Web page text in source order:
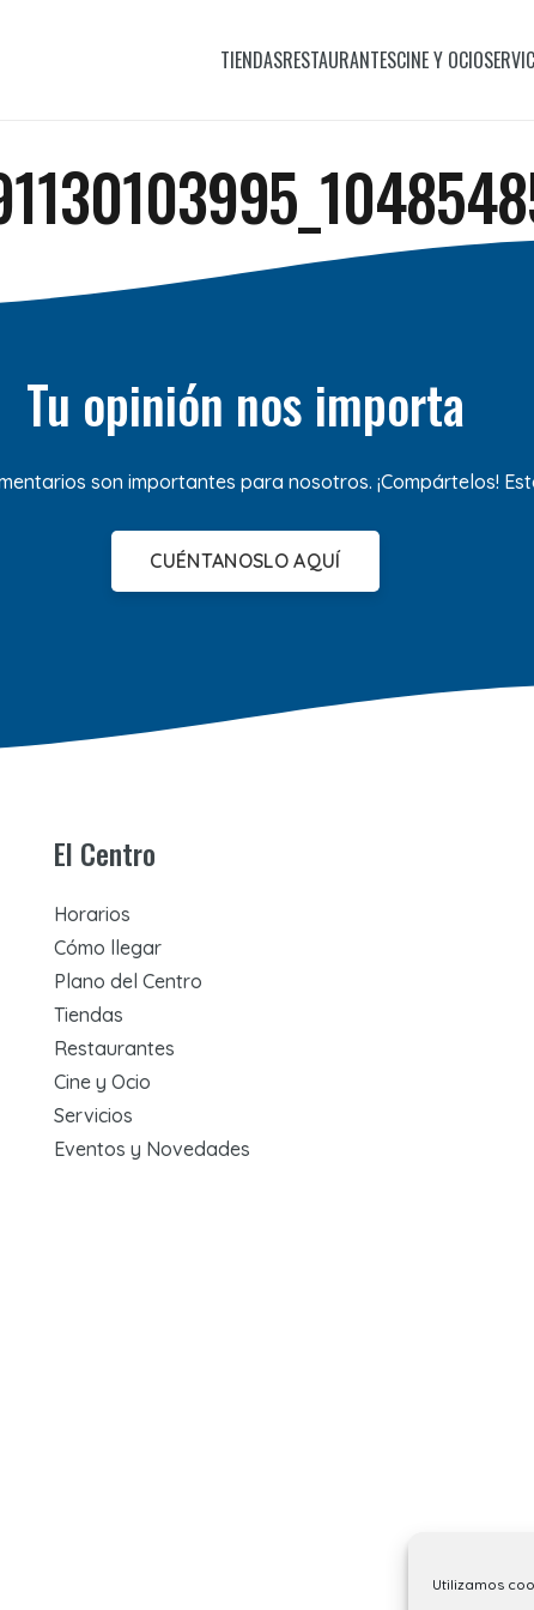
Utilizamos
TIENDASRESTAURANTESCINE Y OCIO
Tu opinión nos importa
son importantes para nosotros. ¡Compártelos!
CUÉNTANOSLO AQUÍ
El Centro
Horarios
Cómo llegar
Plano del Centro
Tiendas
Restaurantes
Cine y Ocio
Servicios
Eventos y Novedades